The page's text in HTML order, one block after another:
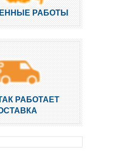
РАБОТЫ
РАБОТАЕТ